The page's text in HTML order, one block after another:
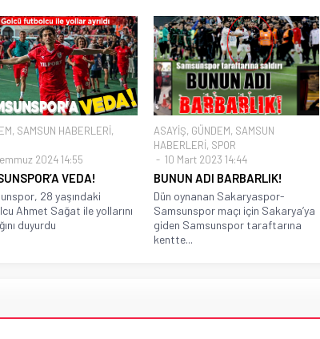
, SAMSUN HABERLERİ,
2024 14:55
VEDA!
28 yaşındaki
Ahmet Sağat ile yollarını
duyurdu
ASAYİŞ, GÜNDEM, SAMSUN
HABERLERİ, SPOR
10 Mart 2023 14:44
BUNUN ADI BARBARLIK!
Dün oynanan Sakaryaspor-
Samsunspor maçı için Sakarya’ya
giden Samsunspor taraftarına
kentte...